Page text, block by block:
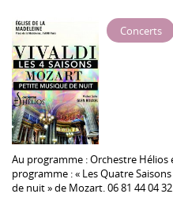
Concerts
Au programme :Orchestre Hélios
programme : « Les Quatre
de nuit » de Mozart. 06 81 44 04